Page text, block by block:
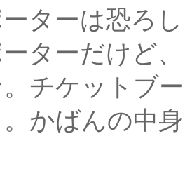
ターは恐ろ
ターだけど
チケットブ
かばんの中